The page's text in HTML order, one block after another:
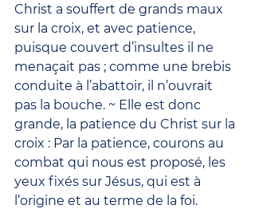
Christ a souffert de grands maux
sur la croix, et avec patience,
puisque couvert d’insultes il ne
menaçait pas ; comme une brebis
conduite à l’abattoir, il n’ouvrait
pas la bouche. ~ Elle est donc
grande, la patience du Christ sur la
croix : Par la patience, courons au
combat qui nous est proposé, les
yeux fixés sur Jésus, qui est à
l’origine et au terme de la foi.